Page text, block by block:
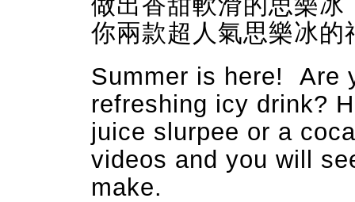
你兩款超人氣思樂冰的
Summer is here! Are
refreshing icy drink?
juice slurpee or a
videos and you will
make.